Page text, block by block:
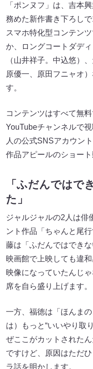
「ポンヌフ」は、吉本
務めた新作書き下ろし
スマホ特化型コンテン
か、ロングコートダデ
（山井祥子。中込悠）
原優一、原田フニャオ
す。
コンテンツはすべて無
YouTubeチャンネルで
人の公式SNSアカウン
作品アピールのショー
「ふだんではで
た」
ジャルジャルの2人は俳
ント作品「ちゃんと尾
藤は「ふだんではでき
映画館で上映しても違
映像になっていたんじ
席を自ら盛り上げます。
一方、福徳は「ほんま
は）もっと“いいやり取
ぜここがカットされた
ですけど、原因はただ
ラ話を明かします。